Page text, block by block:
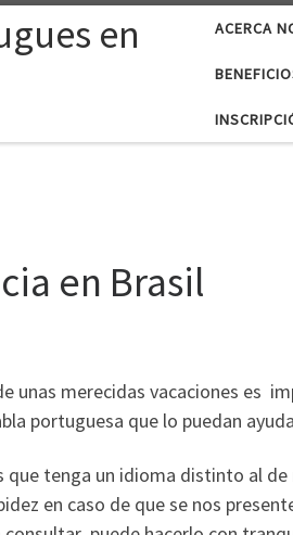
en
ACERCA
en Brasil
unas merecidas vacaciones es
portuguesa que lo puedan
que tenga un idioma distinto al
en caso de que se nos